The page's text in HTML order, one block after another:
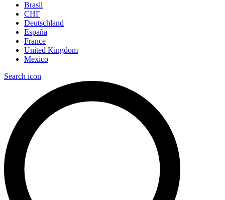
Brasil
СНГ
Deutschland
España
France
United Kingdom
Mexico
Search icon